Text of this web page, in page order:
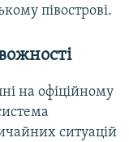
півострові.
на офіційному
ситуацій